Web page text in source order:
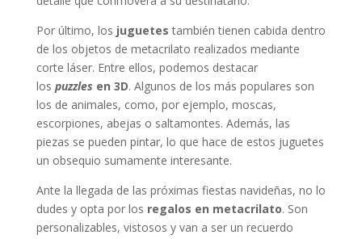
Por último, los juguetes también tienen cabida dentro
de los objetos de metacrilato realizados mediante
corte láser. Entre ellos, podemos destacar
los puzzles en 3D. Algunos de los más populares son
los de animales, como, por ejemplo, moscas,
escorpiones, abejas o saltamontes. Además, las
piezas se pueden pintar, lo que hace de estos juguetes
un obsequio sumamente interesante.
Ante la llegada de las próximas fiestas navideñas, no lo
dudes y opta por los regalos en metacrilato. Son
personalizables, vistosos y van a ser un recuerdo